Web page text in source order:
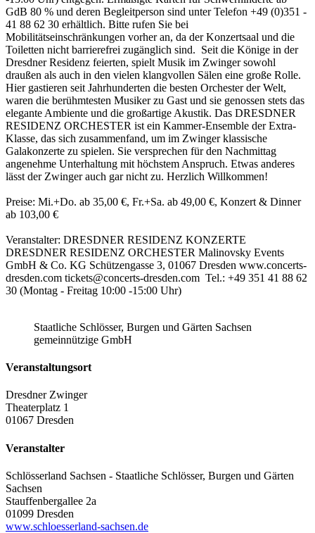
GdB 80 % und deren Begleitperson sind unter Telefon +49 (0)351 -
41 88 62 30 erhältlich. Bitte rufen Sie bei
Mobilitätseinschränkungen vorher an, da der Konzertsaal und die
Toiletten nicht barrierefrei zugänglich sind. Seit die Könige in der
Dresdner Residenz feierten, spielt Musik im Zwinger sowohl
draußen als auch in den vielen klangvollen Sälen eine große Rolle.
Hier gastieren seit Jahrhunderten die besten Orchester der Welt,
waren die berühmtesten Musiker zu Gast und sie genossen stets das
elegante Ambiente und die großartige Akustik. Das DRESDNER
RESIDENZ ORCHESTER ist ein Kammer-Ensemble der Extra-
Klasse, das sich zusammenfand, um im Zwinger klassische
Galakonzerte zu spielen. Sie versprechen für den Nachmittag
angenehme Unterhaltung mit höchstem Anspruch. Etwas anderes
lässt der Zwinger auch gar nicht zu. Herzlich Willkommen!
Preise: Mi.+Do. ab 35,00 €, Fr.+Sa. ab 49,00 €, Konzert & Dinner
ab 103,00 €
Veranstalter: DRESDNER RESIDENZ KONZERTE
DRESDNER RESIDENZ ORCHESTER Malinovsky Events
GmbH & Co. KG Schützengasse 3, 01067 Dresden www.concerts-
dresden.com tickets@concerts-dresden.com Tel.: +49 351 41 88 62
30 (Montag - Freitag 10:00 -15:00 Uhr)
Staatliche Schlösser, Burgen und Gärten Sachsen
gemeinnützige GmbH
Veranstaltungsort
Dresdner Zwinger
Theaterplatz 1
01067 Dresden
Veranstalter
Schlösserland Sachsen - Staatliche Schlösser, Burgen und Gärten
Sachsen
Stauffenbergallee 2a
01099 Dresden
www.schloesserland-sachsen.de